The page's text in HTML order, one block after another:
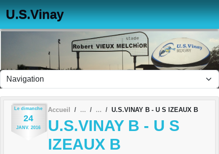
U.S.Vinay
Le dimanche
24
JANV. 2016
Accueil U.S.VINAY B - U S IZEAUX B
U.S.VINAY B - U S
IZEAUX B